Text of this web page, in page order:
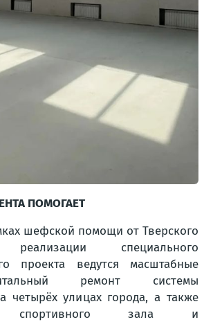
ПОМОГАЕТ
шефской помощи от Тверского
специального
проекта ведутся масштабные
ремонт системы
четырёх улицах города, а также
спортивного зала и